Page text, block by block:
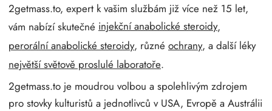
2getmass.to, expert k vašim službám již více než 15 let,
vám nabízí skutečné injekční anabolické steroidy,
perorální anabolické steroidy, různé ochrany, a další léky
největší světově proslulé laboratoře.
2getmass.to je moudrou volbou a spolehlivým zdrojem
pro stovky kulturistů a jednotlivců v USA, Evropě a Austrálii